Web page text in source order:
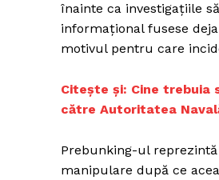
înainte ca investigațiile
informațional fusese
motivul pentru care
Citește și: Cine trebuia
către Autoritatea
Prebunking-ul
manipulare după ce